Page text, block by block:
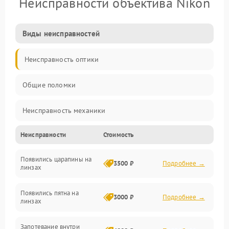
Виды неисправностей
Неисправность оптики
Общие поломки
Неисправность механики
Неисправность электроники (если объектив с мотором/
Прочие неисправности
Неисправности Стоимость
Появились царапины на
линзах
3500 ₽ Подробнее →
Появились пятна на
линзах
3000 ₽ Подробнее →
Запотевание внутри